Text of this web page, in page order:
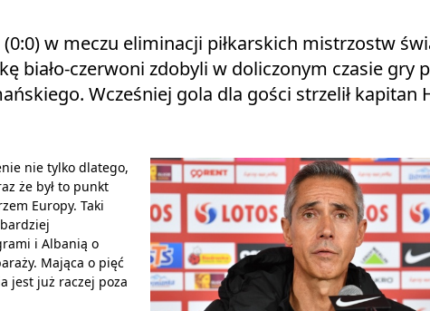
(0:0) w meczu eliminacji piłkarskich mistrzostw
biało-czerwoni zdobyli w doliczonym czasie gry
Wcześniej gola dla gości strzelił kapitan
nie tylko dlatego,
że był to punkt
Europy. Taki
i Albanią o
Mająca o pięć
jest już raczej poza